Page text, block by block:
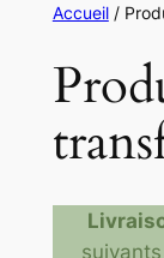
Accueil/
suivants